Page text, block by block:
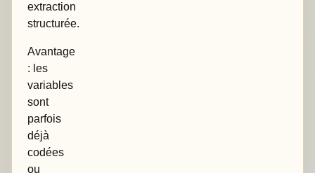
extraction
structurée.
Avantage
: les
variables
sont
parfois
déjà
codées
ou